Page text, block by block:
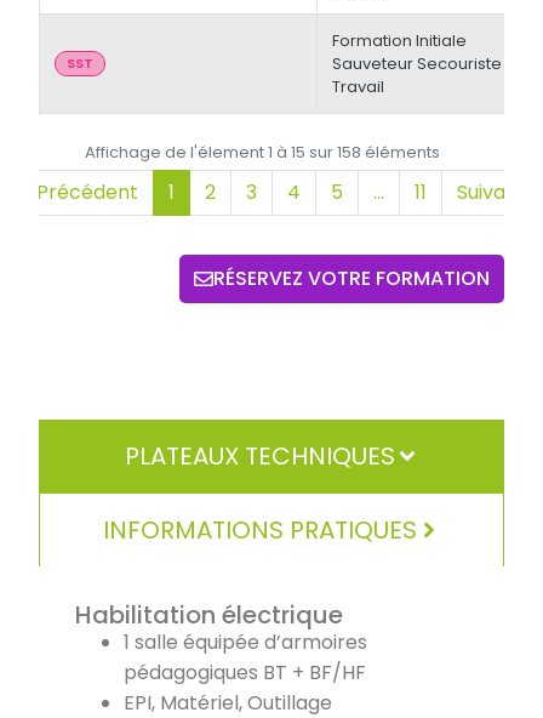
SST
Formation Initiale
Sauveteur Secouriste du
Travail
Affichage de l'élement 1 à 15 sur 158 éléments
Précédent 1 2 3 4 5 … 11 Suivant
RÉSERVEZ VOTRE FORMATION
PLATEAUX TECHNIQUES
INFORMATIONS PRATIQUES
Habilitation électrique
1 salle équipée d’armoires
pédagogiques BT + BF/HF
EPI, Matériel, Outillage